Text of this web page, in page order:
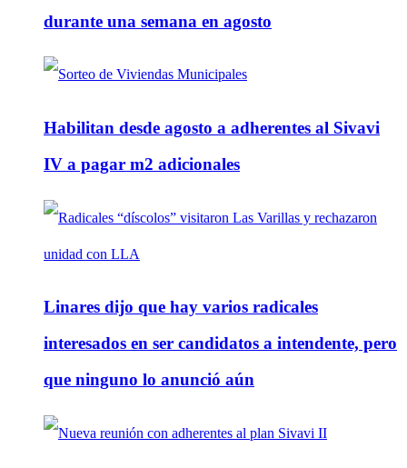
durante una semana en agosto
Habilitan desde agosto a adherentes al Sivavi
IV a pagar m2 adicionales
Linares dijo que hay varios radicales
interesados en ser candidatos a intendente, pero
que ninguno lo anunció aún